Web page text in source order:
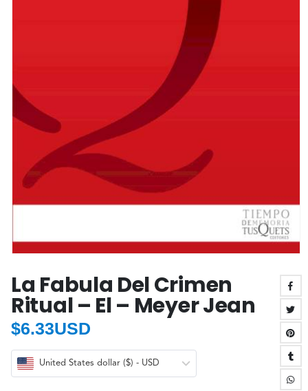
La Fabula Del Crimen
Ritual – El – Meyer Jean
$6.33USD
United States dollar ($) - USD